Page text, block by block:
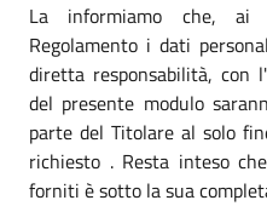
La informiamo che, ai
Regolamento i dati
diretta responsabilità, con
del presente modulo
parte del Titolare al solo
richiesto . Resta inteso
forniti è sotto la sua